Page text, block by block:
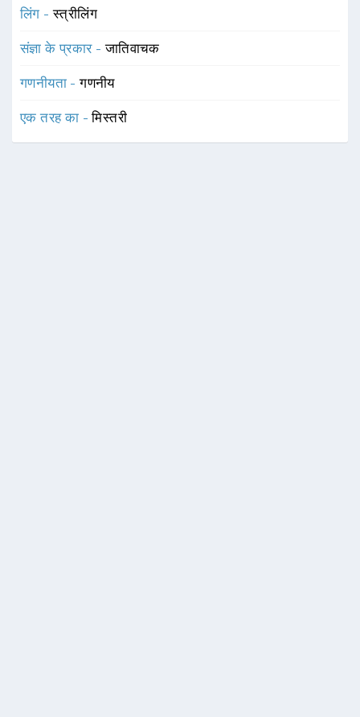
लिंग -स्त्रीलिंग
संज्ञा के प्रकार -जातिवाचक
गणनीयता -गणनीय
एक तरह का -मिस्तरी